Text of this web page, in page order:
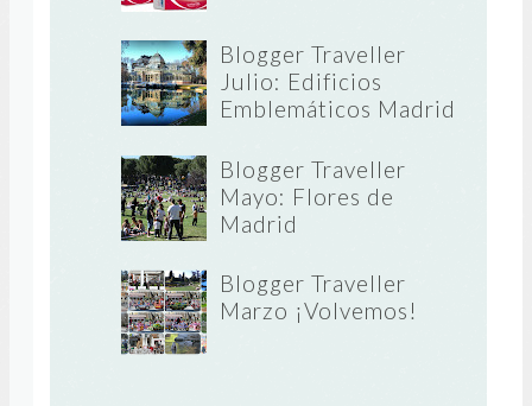
Blogger Traveller
Julio: Edificios
Emblemáticos Madrid
Blogger Traveller
Mayo: Flores de
Madrid
Blogger Traveller
Marzo ¡Volvemos!